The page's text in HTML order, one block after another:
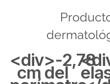
<div>-2,78
cm del